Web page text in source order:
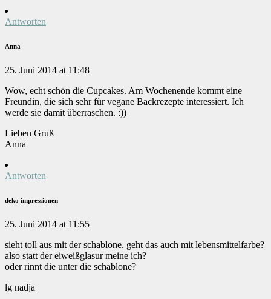
Antworten
Anna
25. Juni 2014 at 11:48
Wow, echt schön die Cupcakes. Am Wochenende kommt eine
Freundin, die sich sehr für vegane Backrezepte interessiert. Ich
werde sie damit überraschen. :))
Lieben Gruß
Anna
Antworten
deko impressionen
25. Juni 2014 at 11:55
sieht toll aus mit der schablone. geht das auch mit lebensmittelfarbe?
also statt der eiweißglasur meine ich?
oder rinnt die unter die schablone?
lg nadja